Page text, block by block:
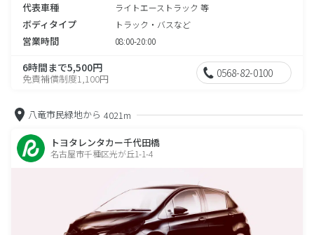
代表車種 ライトエーストラック 等
ボディタイプ トラック・バスなど
営業時間 08:00-20:00
6時間まで5,500円
免責補償制度1,100円 0568-82-0100
八竜市民緑地から 4021m
トヨタレンタカー千代田橋
名古屋市千種区光が丘1-1-4